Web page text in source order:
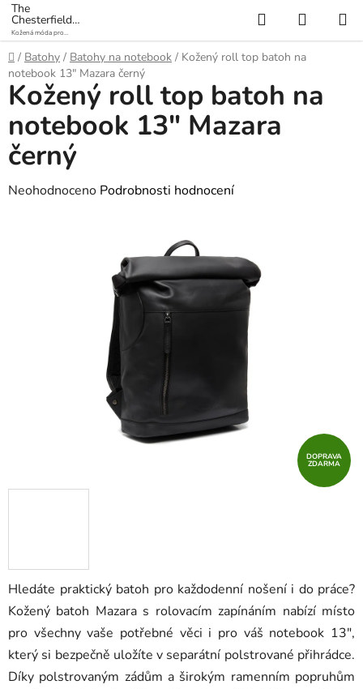
Přejít
na
obsah
The
Chesterfield
Brand
Kožená móda pro
každý den
Hledat
KOŠÍK
Domů
/ Batohy / Batohy na notebook / Kožený roll top batoh na
notebook 13" Mazara černý
Hledáte praktický batoh pro každodenní nošení i do práce?
Kožený batoh Mazara s rolovacím zapínáním nabízí místo
pro všechny vaše potřebné věci i pro váš notebook 13",
který si bezpečně uložíte v separátní polstrované přihrádce.
Díky polstrovaným zádům a širokým ramenním popruhům
Kožený roll top batoh na
notebook 13" Mazara
černý
Průměrné
Neohodnoceno Podrobnosti hodnocení
DOPRAVA
ZDARMA